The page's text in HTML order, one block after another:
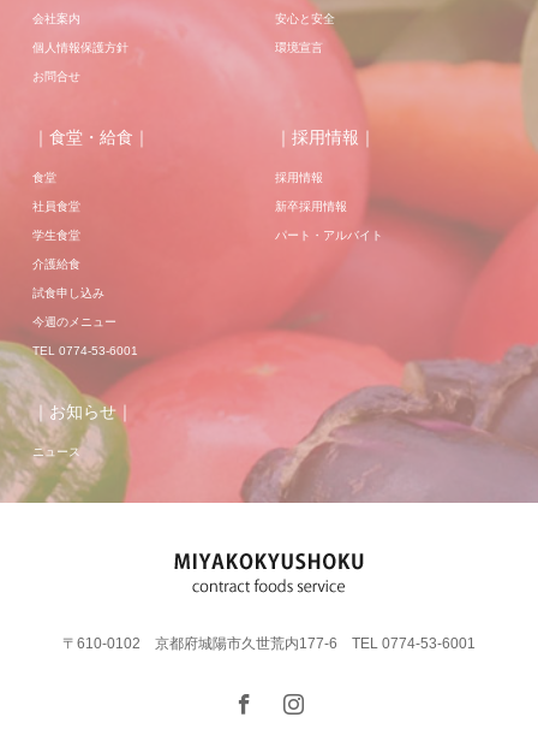
会社案内
個人情報保護方針
お問合せ
安心と安全
環境宣言
｜食堂・給食｜
食堂
社員食堂
学生食堂
介護給食
試食申し込み
今週のメニュー
TEL 0774-53-6001
｜採用情報｜
採用情報
新卒採用情報
パート・アルバイト
｜お知らせ｜
ニュース
〒610-0102 京都府城陽市久世荒内177-6 TEL 0774-53-6001